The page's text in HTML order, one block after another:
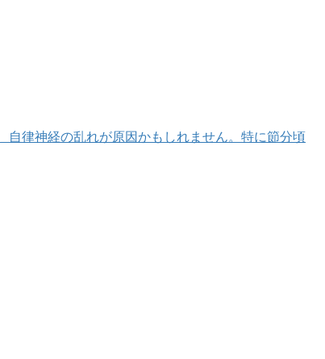
律神経の乱れが原因かもしれません。特に節分頃